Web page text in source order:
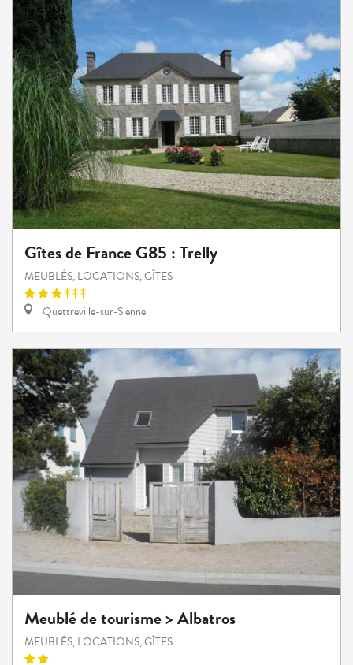
Gîtes de France G85 : Trelly
MEUBLÉS, LOCATIONS, GÎTES
Quettreville-sur-Sienne
Meublé de tourisme > Albatros
MEUBLÉS, LOCATIONS, GÎTES